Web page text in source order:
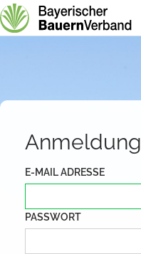
Anmeldung
E-MAIL ADRESSE
PASSWORT